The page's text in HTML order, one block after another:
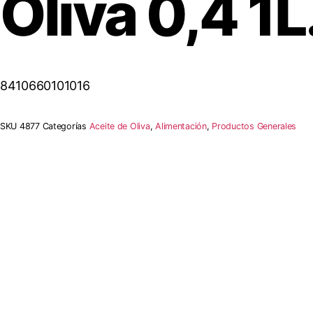
Oliva 0,4
8410660101016
SKU 4877 Categorías Aceite de Oliva,Alimentación, Productos Generales